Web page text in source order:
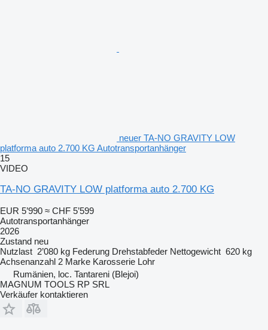
neuer TA-NO GRAVITY LOW
platforma auto 2.700 KG Autotransportanhänger
15
VIDEO
TA-NO GRAVITY LOW platforma auto 2.700 KG
EUR 5’990 ≈ CHF 5’599
Autotransportanhänger
2026
Zustand neu
Nutzlast 2’080 kg Federung Drehstabfeder Nettogewicht 620 kg
Achsenanzahl 2 Marke Karosserie Lohr
Rumänien, loc. Tantareni (Blejoi)
MAGNUM TOOLS RP SRL
Verkäufer kontaktieren